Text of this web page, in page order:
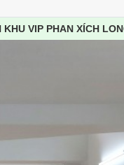
VIP PHAN XÍCH